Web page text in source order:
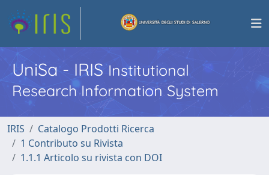
UniSa - IRISInstitutional
Research Information System
IRIS
Catalogo Prodotti Ricerca
1 Contributo su Rivista
1.1.1 Articolo su rivista con DOI